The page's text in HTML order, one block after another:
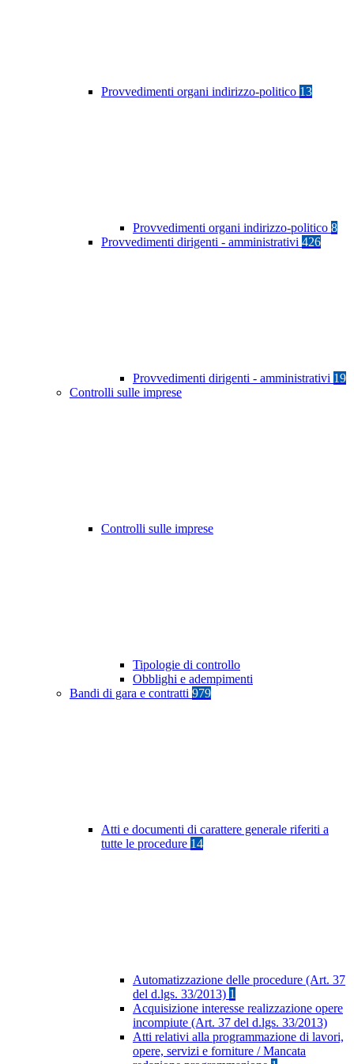
Provvedimenti organi indirizzo-politico 13
Provvedimenti organi indirizzo-politico 8
Provvedimenti dirigenti - amministrativi 426
Provvedimenti dirigenti - amministrativi 19
Controlli sulle imprese
Controlli sulle imprese
Tipologie di controllo
Obblighi e adempimenti
Bandi di gara e contratti 979
Atti e documenti di carattere generale riferiti a
tutte le procedure 14
Automatizzazione delle procedure (Art. 37
del d.lgs. 33/2013) 1
Acquisizione interesse realizzazione opere
incompiute (Art. 37 del d.lgs. 33/2013)
Atti relativi alla programmazione di lavori,
opere, servizi e forniture / Mancata